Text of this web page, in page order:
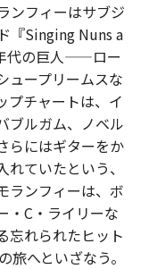
ンフィーはサブジ
『Singing Nuns a
代の巨人——ロー
ュープリームスな
チャートは、イ
ブルガム、ノベル
らにはギターをか
ていたという、
ランフィーは、ボ
・C・ライリーな
忘れられたヒット
へといざなう。